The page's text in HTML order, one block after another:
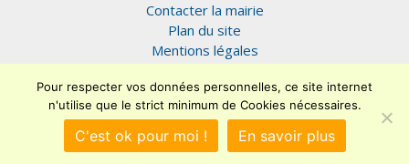
Contacter la mairie
Plan du site
Mentions légales
Accessibilité (en cours)
Encore un site Commu'net !
Pour respecter vos données personnelles, ce site internet
n'utilise que le strict minimum de Cookies nécessaires.
C'est ok pour moi ! En savoir plus